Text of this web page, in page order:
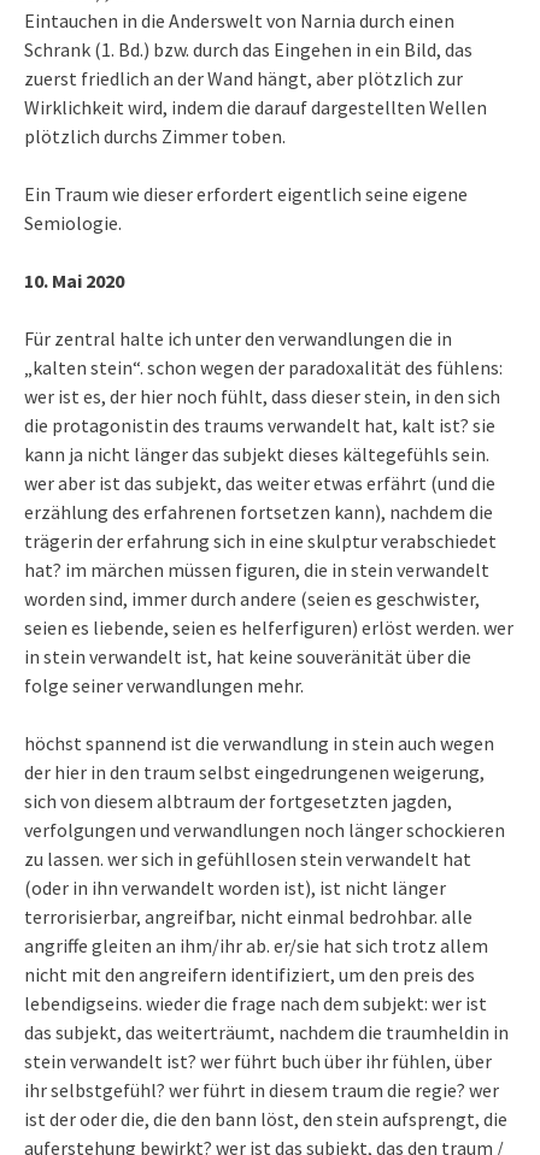
Eintauchen in die Anderswelt von Narnia durch einen
Schrank (1. Bd.) bzw. durch das Eingehen in ein Bild, das
zuerst friedlich an der Wand hängt, aber plötzlich zur
Wirklichkeit wird, indem die darauf dargestellten Wellen
plötzlich durchs Zimmer toben.
Ein Traum wie dieser erfordert eigentlich seine eigene
Semiologie.
10. Mai 2020
Für zentral halte ich unter den verwandlungen die in
„kalten stein“. schon wegen der paradoxalität des fühlens:
wer ist es, der hier noch fühlt, dass dieser stein, in den sich
die protagonistin des traums verwandelt hat, kalt ist? sie
kann ja nicht länger das subjekt dieses kältegefühls sein.
wer aber ist das subjekt, das weiter etwas erfährt (und die
erzählung des erfahrenen fortsetzen kann), nachdem die
trägerin der erfahrung sich in eine skulptur verabschiedet
hat? im märchen müssen figuren, die in stein verwandelt
worden sind, immer durch andere (seien es geschwister,
seien es liebende, seien es helferfiguren) erlöst werden. wer
in stein verwandelt ist, hat keine souveränität über die
folge seiner verwandlungen mehr.
höchst spannend ist die verwandlung in stein auch wegen
der hier in den traum selbst eingedrungenen weigerung,
sich von diesem albtraum der fortgesetzten jagden,
verfolgungen und verwandlungen noch länger schockieren
zu lassen. wer sich in gefühllosen stein verwandelt hat
(oder in ihn verwandelt worden ist), ist nicht länger
terrorisierbar, angreifbar, nicht einmal bedrohbar. alle
angriffe gleiten an ihm/ihr ab. er/sie hat sich trotz allem
nicht mit den angreifern identifiziert, um den preis des
lebendigseins. wieder die frage nach dem subjekt: wer ist
das subjekt, das weiterträumt, nachdem die traumheldin in
stein verwandelt ist? wer führt buch über ihr fühlen, über
ihr selbstgefühl? wer führt in diesem traum die regie? wer
ist der oder die, die den bann löst, den stein aufsprengt, die
auferstehung bewirkt? wer ist das subjekt, das den traum /